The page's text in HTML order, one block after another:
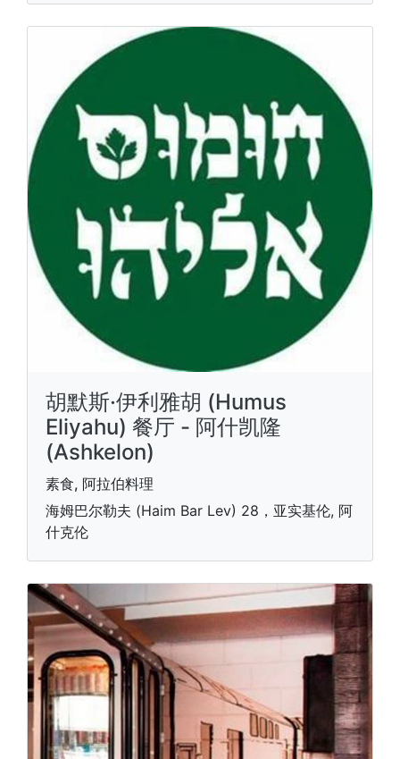
胡默斯·伊利雅胡 (Humus
Eliyahu) 餐厅 - 阿什凯隆
(Ashkelon)
素食, 阿拉伯料理
海姆巴尔勒夫 (Haim Bar Lev) 28，亚实基伦, 阿
什克伦